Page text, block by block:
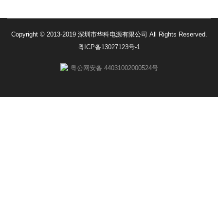
Copyright © 2013-2019 深圳市华科电源有限公司 All Rights Reserved.
粤ICP备13027123号-1
粤公网安备 44031002000524号